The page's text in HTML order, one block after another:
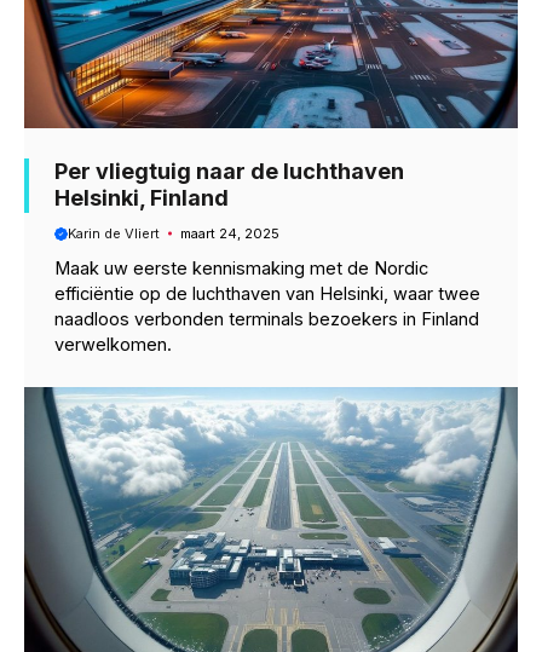
Per vliegtuig naar de luchthaven
Helsinki, Finland
Karin de Vliert maart 24, 2025
Maak uw eerste kennismaking met de Nordic
efficiëntie op de luchthaven van Helsinki, waar twee
naadloos verbonden terminals bezoekers in Finland
verwelkomen.